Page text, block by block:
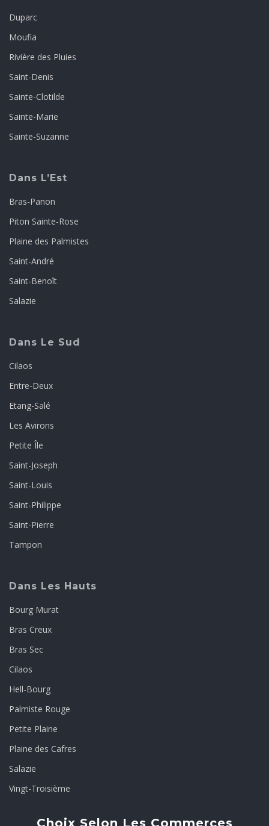
Duparc
Moufia
Rivière des Pluies
Saint-Denis
Sainte-Clotilde
Sainte-Marie
Sainte-Suzanne
Dans L’Est
Bras-Panon
Piton Sainte-Rose
Plaine des Palmistes
Saint-André
Saint-Benoît
Salazie
Dans Le Sud
Cilaos
Entre-Deux
Etang-Salé
Les Avirons
Petite Île
Saint-Joseph
Saint-Louis
Saint-Philippe
Saint-Pierre
Tampon
Dans Les Hauts
Bourg Murat
Bras Creux
Bras Sec
Cilaos
Hell-Bourg
Palmiste Rouge
Petite Plaine
Plaine des Cafres
Salazie
Vingt-Troisième
Choix Selon Les Commerces